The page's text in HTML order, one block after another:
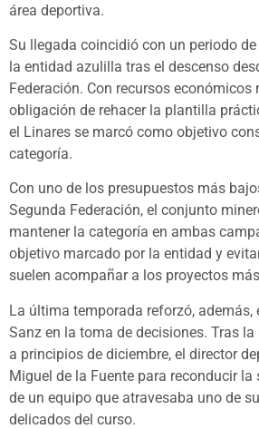
área deportiva.
Su llegada coincidió con un periodo
la entidad azulilla tras el descenso
Federación. Con recursos
obligación de rehacer la plantilla
el Linares se marcó como objetivo
categoría.
Con uno de los presupuestos más
Segunda Federación, el conjunto
mantener la categoría en ambas
objetivo marcado por la entidad y
suelen acompañar a los proyectos
La última temporada reforzó, además,
Sanz en la toma de decisiones. Tras
a principios de diciembre, el director
Miguel de la Fuente para reconducir
de un equipo que atravesaba uno de
delicados del curso.